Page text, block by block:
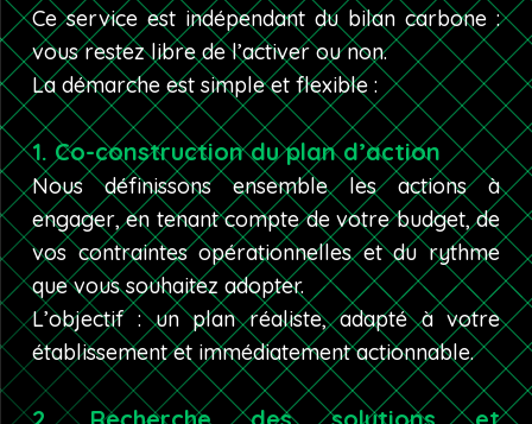
Ce service est indépendant du bilan carbone :
vous restez libre de l’activer ou non.
La démarche est simple et flexible :
1. Co-construction du plan d’action
Nous définissons ensemble les actions à
engager, en tenant compte de votre budget, de
vos contraintes opérationnelles et du rythme
que vous souhaitez adopter.
L’objectif : un plan réaliste, adapté à votre
établissement et immédiatement actionnable.